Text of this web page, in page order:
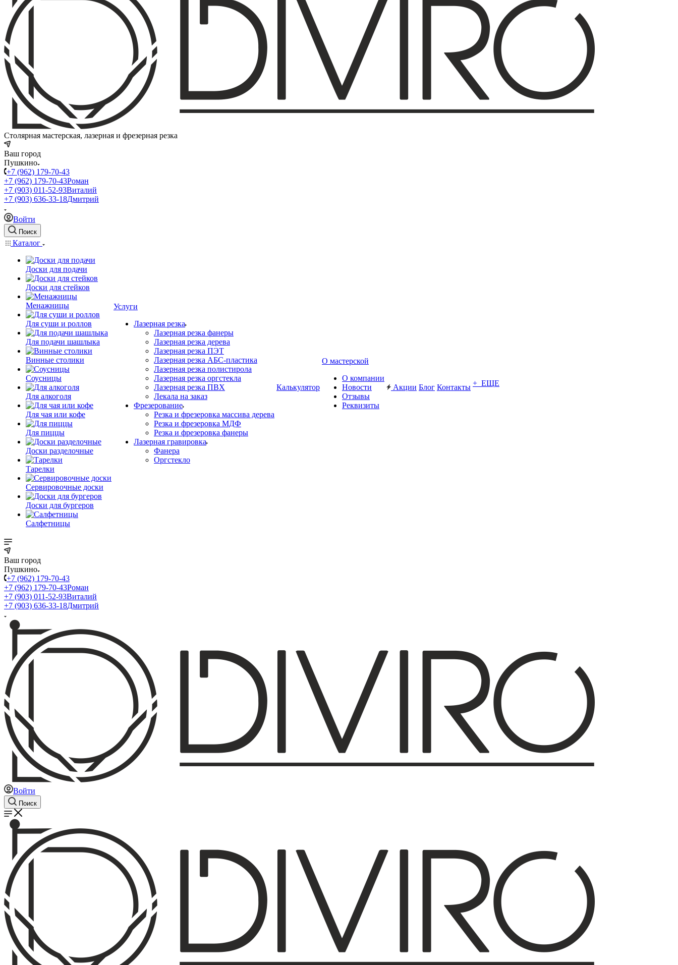
Столярная мастерская, лазерная и фрезерная резка
Ваш город
Пушкино
+7 (962) 179-70-43
+7 (962) 179-70-43Роман
+7 (903) 011-52-93Виталий
+7 (903) 636-33-18Дмитрий
Войти
Поиск
Каталог
Доски для подачи
Доски для стейков
Менажницы
Для суши и роллов
Для подачи шашлыка
Винные столики
Соусницы
Для алкоголя
Для чая или кофе
Для пиццы
Доски разделочные
Тарелки
Сервировочные доски
Доски для бургеров
Салфетницы
Услуги
Лазерная резка
Лазерная резка фанеры
Лазерная резка дерева
Лазерная резка ПЭТ
Лазерная резка АБС-пластика
Лазерная резка полистирола
Лазерная резка оргстекла
Лазерная резка ПВХ
Лекала на заказ
Фрезерование
Резка и фрезеровка массива дерева
Резка и фрезеровка МДФ
Резка и фрезеровка фанеры
Лазерная гравировка
Фанера
Орг­стек­ло
Калькулятор
О мастерской
О компании
Новости
Отзывы
Реквизиты
Акции Блог Контакты + ЕЩЕ
Ваш город
Пушкино
+7 (962) 179-70-43
+7 (962) 179-70-43Роман
+7 (903) 011-52-93Виталий
+7 (903) 636-33-18Дмитрий
Войти
Поиск